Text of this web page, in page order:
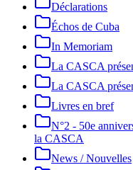
Déclarations
Échos de Cuba
In Memoriam
La CASCA
La CASCA
Livres en bref
N°2 - 50e
la CASCA
News / Nouvelles